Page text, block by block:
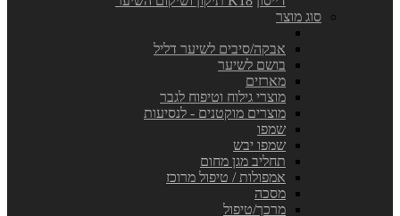
סוג מוצר
אבקה/סיבים לשיער דליל
בושם לשיער
מארזים
מוצרי גילוח וטיפוח לגבר
מוצרים מוקטנים - לנסיעות
שמפו
שמפו יבש
תחליב מגן מחום
אמפולות / טיפול מרוכז
מסכה
מרכך/טיפול